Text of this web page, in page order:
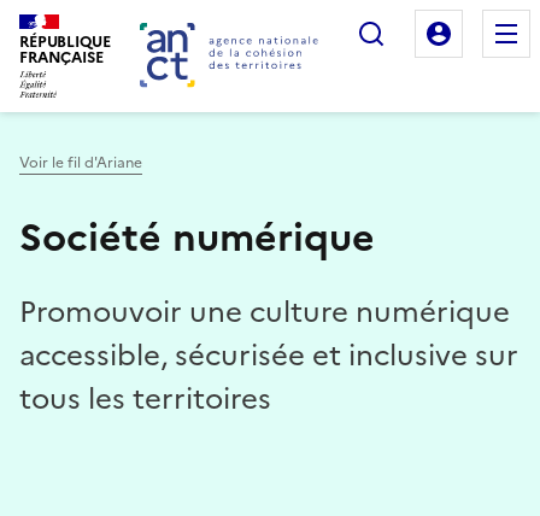
RÉPUBLIQUE
FRANÇAISE
Rechercher
Mon
Voir le fil d'Ariane
Société numérique
Promouvoir une culture numérique
accessible, sécurisée et inclusive sur
tous les territoires
Haut de page